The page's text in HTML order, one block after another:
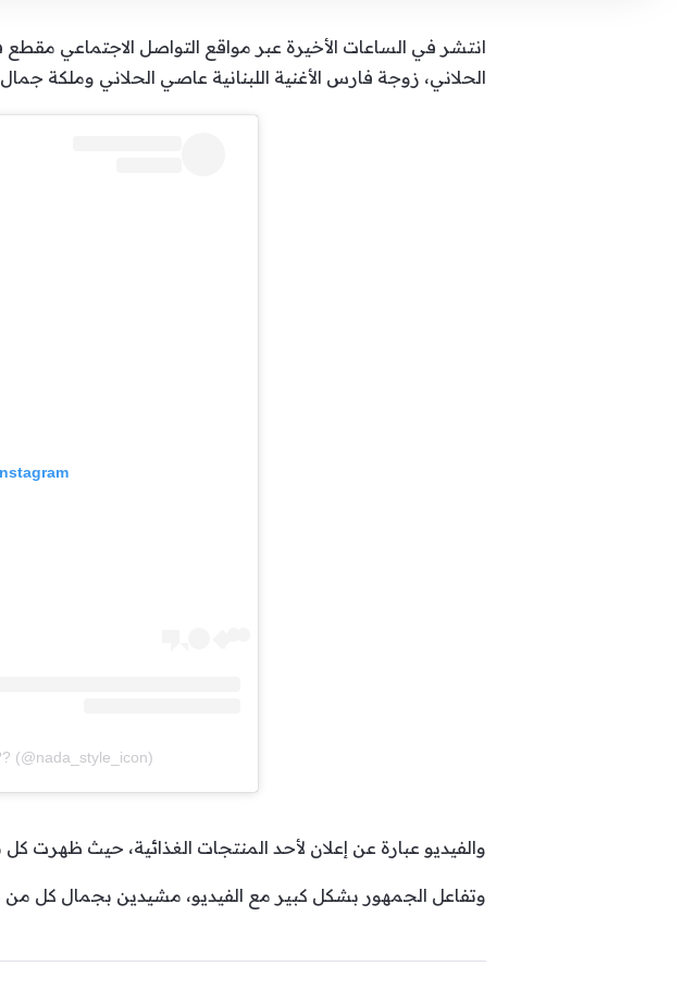
انتشر في الساعات الأخيرة عبر مواقع التواصل الاجتماعي
الحلاني، زوجة فارس الأغنية اللبنانية عاصي الحلاني وملكة جمال
(@nada_style_icon)
والفيديو عبارة عن إعلان لأحد المنتجات الغذائية، حيث ظهرت
وتفاعل الجمهور بشكل كبير مع الفيديو، مشيدين بجمال كل